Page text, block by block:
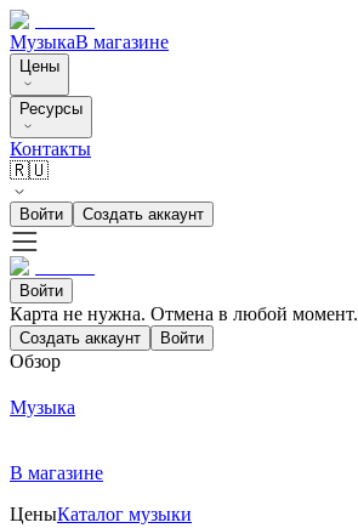
МузыкаВ магазине
Цены
Ресурсы
Контакты
🇷🇺
Войти Создать аккаунт
Войти
Карта не нужна. Отмена в любой момент.
Создать аккаунт Войти
Обзор
Музыка
В магазине
ЦеныКаталог музыки